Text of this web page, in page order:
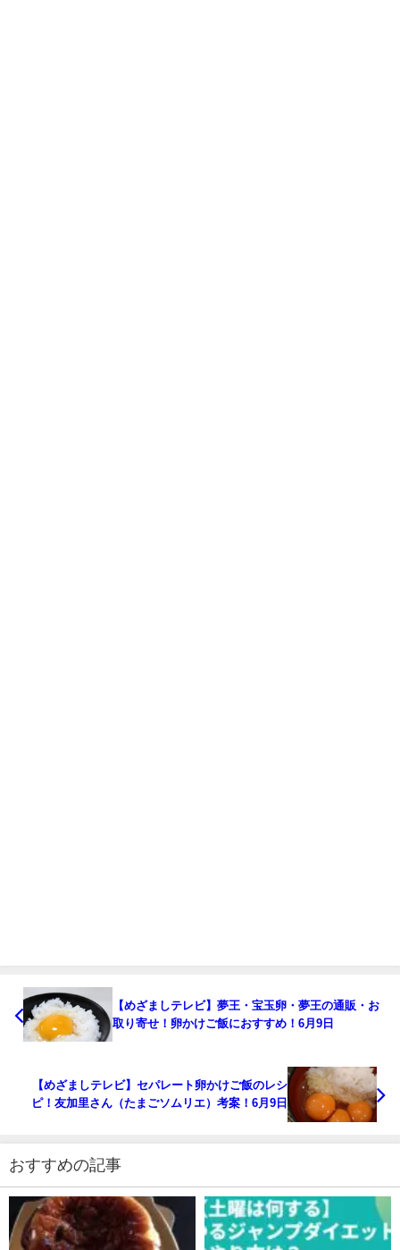
【めざましテレビ】夢王・宝玉卵・夢王の通販・お
取り寄せ！卵かけご飯におすすめ！6月9日
【めざましテレビ】セパレート卵かけご飯のレシ
ピ！友加里さん（たまごソムリエ）考案！6月9日
おすすめの記事